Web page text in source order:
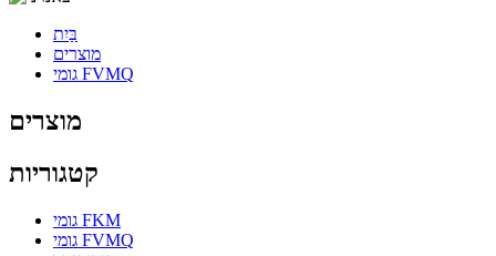
בַּיִת
מוצרים
גומי FVMQ
מוצרים
קטגוריות
גומי FKM
גומי FVMQ